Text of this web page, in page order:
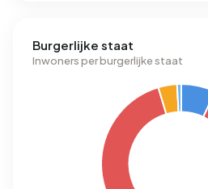
Burgerlijke staat
Inwoners per burgerlijke staat